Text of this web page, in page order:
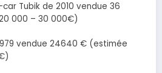
Tubik de 2010 vendue 36
000 – 30 000€)
vendue 24640 € (estimée